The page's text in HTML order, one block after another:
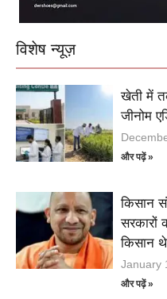
विशेष न्यूज़
खेती में
जीनोम
और पढ़ें »
किसान
सरकारों
किसान
January
और पढ़ें »